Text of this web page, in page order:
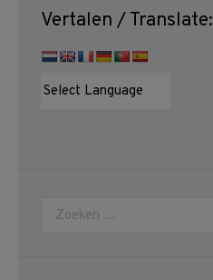
Vertalen / Translate:
Zoeken: